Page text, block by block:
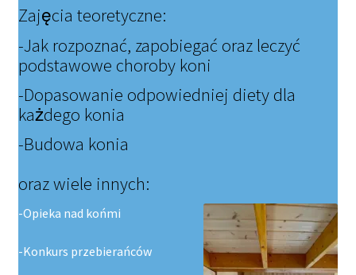
Zajęcia teoretyczne:
-Jak rozpoznać, zapobiegać oraz leczyć
podstawowe choroby koni
-Dopasowanie odpowiedniej diety dla
każdego konia
-Budowa konia
oraz wiele innych:
-Opieka nad końmi
-Konkurs przebierańców